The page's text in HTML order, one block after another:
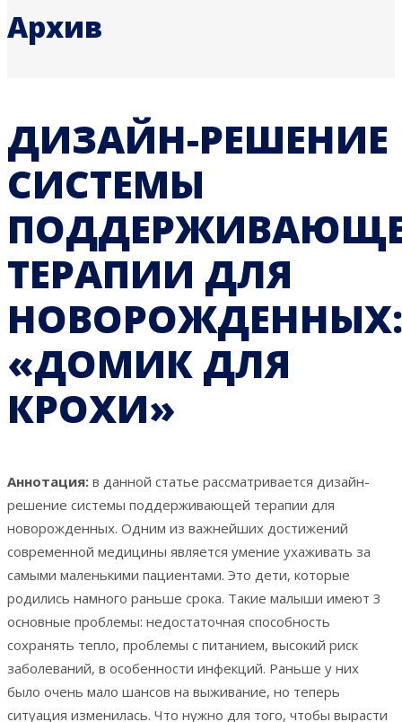
Архив
ДИЗАЙН-РЕШЕНИЕ
СИСТЕМЫ
ТЕРАПИИ ДЛЯ
НОВОРОЖДЕННЫХ:
«ДОМИК ДЛЯ
КРОХИ»
Аннотация: в данной статье рассматривается дизайн-
решение системы поддерживающей терапии для
новорожденных. Одним из важнейших достижений
современной медицины является умение ухаживать за
самыми маленькими пациентами. Это дети, которые
родились намного раньше срока. Такие малыши имеют 3
основные проблемы: недостаточная способность
сохранять тепло, проблемы с питанием, высокий риск
заболеваний, в особенности инфекций. Раньше у них
было очень мало шансов на выживание, но теперь
ситуация изменилась. Что нужно для того, чтобы вырасти